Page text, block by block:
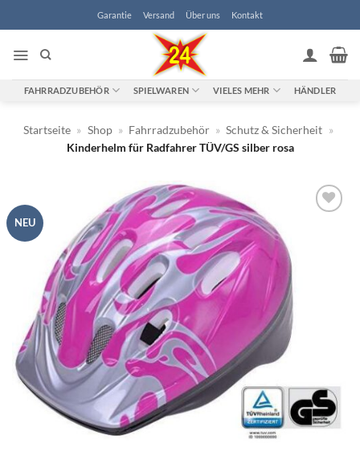
Garantie Versand Über uns Kontakt
FAHRRADZUBEHÖR SPIELWAREN VIELES MEHR HÄNDLER
Startseite » Shop » Fahrradzubehör » Schutz & Sicherheit »
Kinderhelm für Radfahrer TÜV/GS silber rosa
NEU
hinzufügen